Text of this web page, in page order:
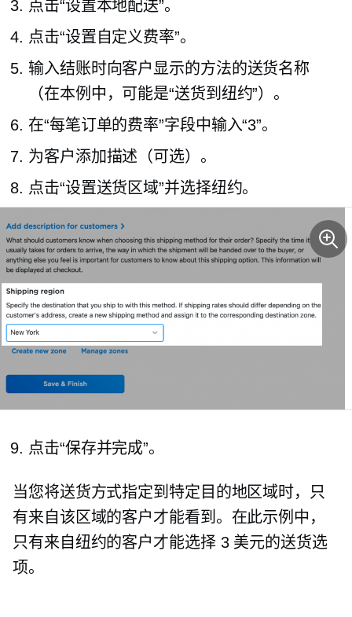
点击“设置本地配送”。
点击“设置自定义费率”。
输入结账时向客户显示的方法的送货名称
（在本例中，可能是“送货到纽约”）。
在“每笔订单的费率”字段中输入“3”。
为客户添加描述（可选）。
点击“设置送货区域”并选择纽约。
点击“保存并完成”。
当您将送货方式指定到特定目的地区域时，只
有来自该区域的客户才能看到。在此示例中，
只有来自纽约的客户才能选择 3 美元的送货选
项。